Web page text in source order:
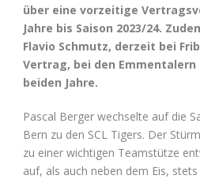
über eine vorzeitige
Jahre bis Saison 2023/24.
Flavio Schmutz, derzeit bei
Vertrag, bei den
beiden Jahre.
Pascal Berger wechselte auf die
Bern zu den SCL Tigers. Der
zu einer wichtigen Teamstütze
auf, als auch neben dem Eis,